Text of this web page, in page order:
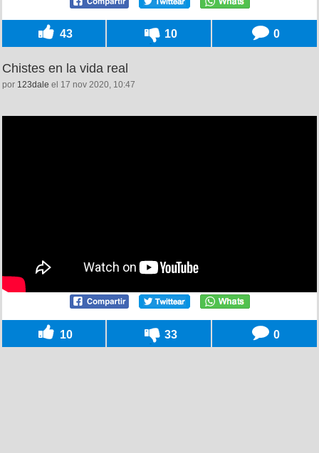
43 10 0
Chistes en la vida real
por 123dale el 17 nov 2020, 10:47
10 33 0